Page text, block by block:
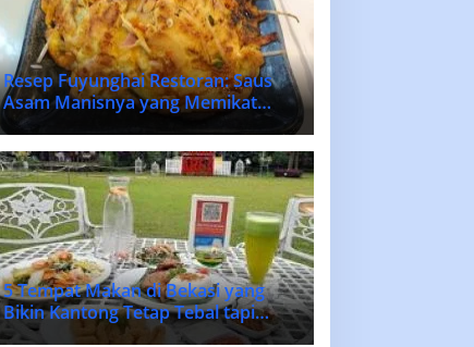
Resep Fuyunghai Restoran: Saus
Asam Manisnya yang Memikat
Lidah!
5 Tempat Makan di Bekasi yang
Bikin Kantong Tetap Tebal tapi
Lidah Bahagia